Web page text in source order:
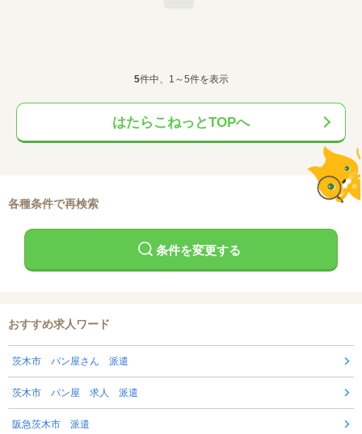
5件中、1～5件を表示
はたらこねっとTOPへ
各種条件で再検索
条件を変更する
おすすめ求人ワード
茨木市 パン屋さん 派遣
茨木市 パン屋 求人 派遣
阪急茨木市 派遣